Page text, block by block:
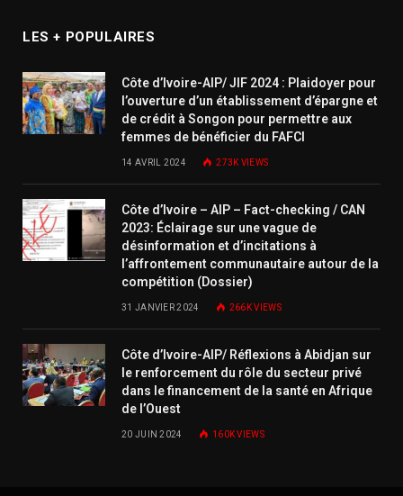
LES + POPULAIRES
Côte d’Ivoire-AIP/ JIF 2024 : Plaidoyer pour
l’ouverture d’un établissement d’épargne et
de crédit à Songon pour permettre aux
femmes de bénéficier du FAFCI
14 AVRIL 2024 273K VIEWS
Côte d’Ivoire – AIP – Fact-checking / CAN
2023: Éclairage sur une vague de
désinformation et d’incitations à
l’affrontement communautaire autour de la
compétition (Dossier)
31 JANVIER 2024 266KVIEWS
Côte d’Ivoire-AIP/ Réflexions à Abidjan sur
le renforcement du rôle du secteur privé
dans le financement de la santé en Afrique
de l’Ouest
20 JUIN 2024 160KVIEWS